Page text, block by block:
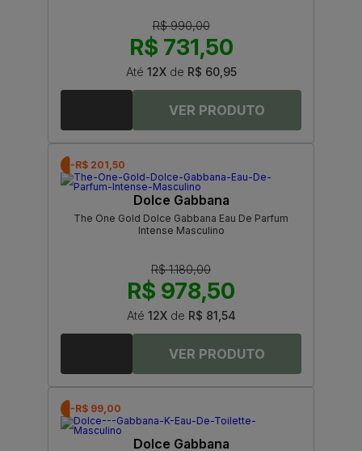
R$ 990,00
R$ 731,50
Até 12Xde R$ 60,95
-R$ 201,50
Dolce Gabbana
The One Gold Dolce Gabbana Eau De Parfum
Intense Masculino
R$ 1.180,00
R$ 978,50
Até 12Xde R$ 81,54
-R$ 99,00
Dolce Gabbana